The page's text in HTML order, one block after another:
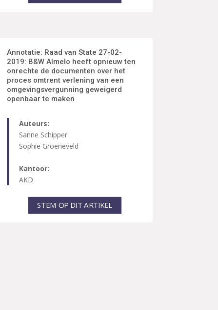
Annotatie: Raad van State 27-02-
2019: B&W Almelo heeft opnieuw ten
onrechte de documenten over het
proces omtrent verlening van een
omgevingsvergunning geweigerd
openbaar te maken
Auteurs:
Sanne Schipper
Sophie Groeneveld
Kantoor:
AKD
STEM OP DIT ARTIKEL